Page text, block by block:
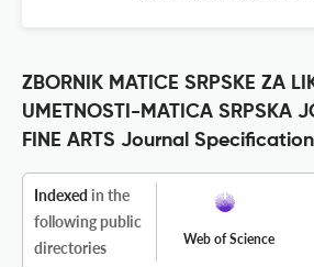
ZBORNIK MATICE SRPSKE ZA
UMETNOSTI-MATICA SRPSKA
FINE ARTS Journal
Indexed in the
following public
directories
Web of Science